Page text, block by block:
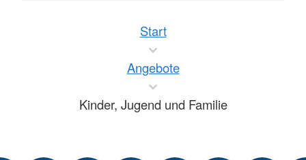
Start
Angebote
Kinder, Jugend und Familie